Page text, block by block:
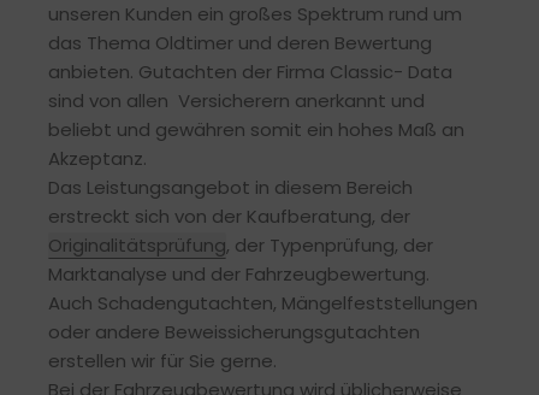
unseren Kunden ein großes Spektrum rund um
das Thema Oldtimer und deren Bewertung
anbieten. Gutachten der Firma Classic- Data
sind von allen Versicherern anerkannt und
beliebt und gewähren somit ein hohes Maß an
Akzeptanz.
Das Leistungsangebot in diesem Bereich
erstreckt sich von der Kaufberatung, der
Originalitätsprüfung, der Typenprüfung, der
Marktanalyse und der Fahrzeugbewertung.
Auch Schadengutachten, Mängelfeststellungen
oder andere Beweissicherungsgutachten
erstellen wir für Sie gerne.
Bei der Fahrzeugbewertung wird üblicherweise